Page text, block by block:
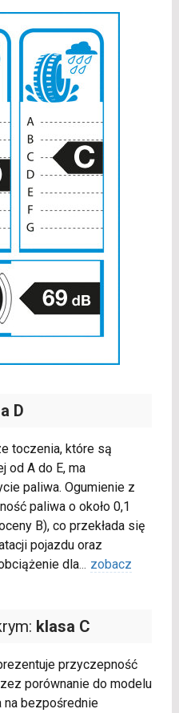
D
toczenia, które są
od A do E, ma
paliwa. Ogumienie z
paliwa o około 0,1
B), co przekłada się
pojazdu oraz
dla... zobacz
klasa C
przyczepność
porównanie do modelu
na bezpośrednie